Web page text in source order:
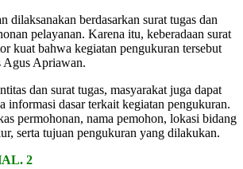
dilaksanakan berdasarkan surat tugas dan
pelayanan. Karena itu, keberadaan surat
kuat bahwa kegiatan pengukuran tersebut
Agus Apriawan.
dan surat tugas, masyarakat juga dapat
informasi dasar terkait kegiatan pengukuran.
permohonan, nama pemohon, lokasi bidang
serta tujuan pengukuran yang dilakukan.
2